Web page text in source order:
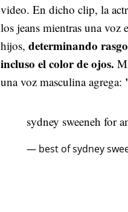
video. En dicho clip, la
los jeans mientras una voz
hijos, determinando
incluso el color de ojos.
una voz masculina agrega:
sydney sweeneh for
— best of sydney